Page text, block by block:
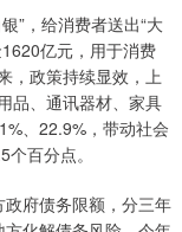
”，给消费者送出“大
亿元，用于消费
，政策持续显效，上
品、通讯器材、家具
、22.9%，带动社会
百分点。
府债务限额，分三年